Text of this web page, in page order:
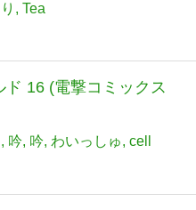
Tea
ド 16 (電撃コミックス
吟 吟 わいっしゅ cell